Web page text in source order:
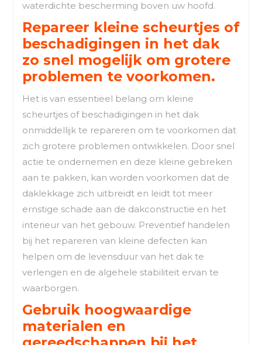
waterdichte bescherming boven uw hoofd.
Repareer kleine scheurtjes of
beschadigingen in het dak
zo snel mogelijk om grotere
problemen te voorkomen.
Het is van essentieel belang om kleine
scheurtjes of beschadigingen in het dak
onmiddellijk te repareren om te voorkomen dat
zich grotere problemen ontwikkelen. Door snel
actie te ondernemen en deze kleine gebreken
aan te pakken, kan worden voorkomen dat de
daklekkage zich uitbreidt en leidt tot meer
ernstige schade aan de dakconstructie en het
interieur van het gebouw. Preventief handelen
bij het repareren van kleine defecten kan
helpen om de levensduur van het dak te
verlengen en de algehele stabiliteit ervan te
waarborgen.
Gebruik hoogwaardige
materialen en